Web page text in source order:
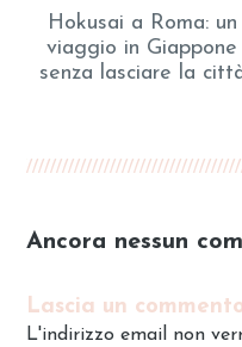
Hokusai a Roma: un
viaggio in Giappone
senza lasciare la
Ancora nessun
Lascia un
L'indirizzo email non